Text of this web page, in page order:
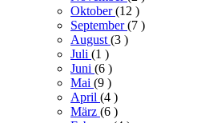
Oktober(12 )
September(7 )
August(3 )
Juli (1 )
Juni (6 )
Mai (9 )
April (4 )
März (6 )